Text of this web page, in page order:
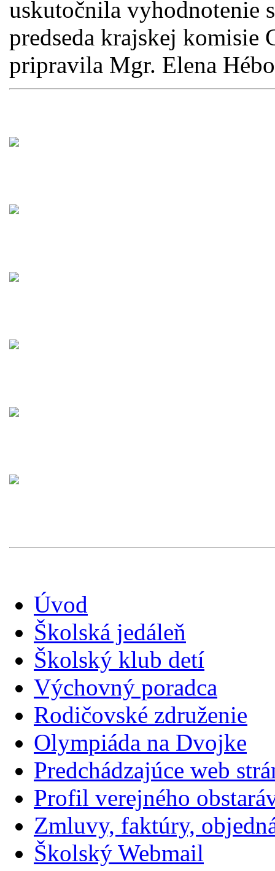
uskutočnila vyhodnotenie
predseda krajskej komisie
pripravila Mgr. Elena
Úvod
Školská jedáleň
Školský klub detí
Výchovný poradca
Rodičovské združenie
Olympiáda na Dvojke
Predchádzajúce web
Profil verejného
Zmluvy, faktúry,
Školský Webmail